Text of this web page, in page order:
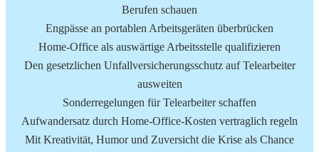
Berufen schauen
Engpässe an portablen Arbeitsgeräten überbrücken
Home-Office als auswärtige Arbeitsstelle qualifizieren
Den gesetzlichen Unfallversicherungsschutz auf Telearbeiter
ausweiten
Sonderregelungen für Telearbeiter schaffen
Aufwandersatz durch Home-Office-Kosten vertraglich regeln
Mit Kreativität, Humor und Zuversicht die Krise als Chance